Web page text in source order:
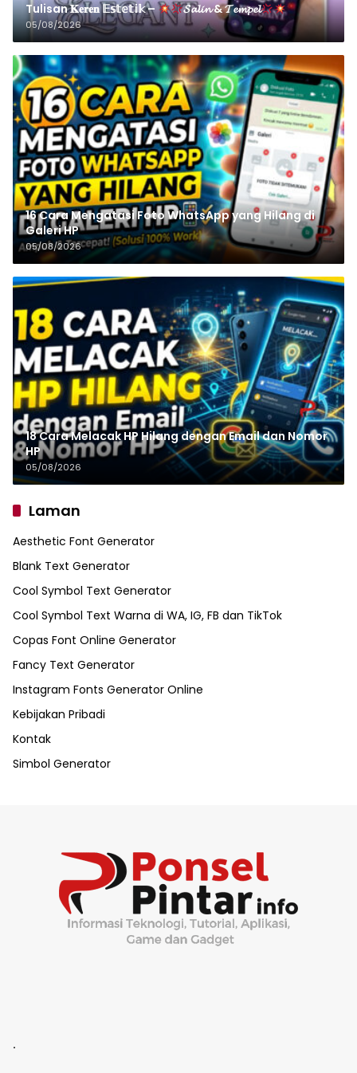
Tulisan 𝐊𝐞𝐫𝐞𝐧 𝔼𝕤𝕥𝕖𝕥𝕚𝕜 – 𝓢𝓪𝓵𝓲𝓷 & 𝓣𝓮𝓶𝓹𝓮𝓵
05/08/2026
16 Cara Mengatasi Foto WhatsApp yang Hilang di
Galeri HP
05/08/2026
18 Cara Melacak HP Hilang dengan Email dan Nomor
HP
05/08/2026
Laman
Aesthetic Font Generator
Blank Text Generator
Cool Symbol Text Generator
Cool Symbol Text Warna di WA, IG, FB dan TikTok
Copas Font Online Generator
Fancy Text Generator
Instagram Fonts Generator Online
Kebijakan Pribadi
Kontak
Simbol Generator
.